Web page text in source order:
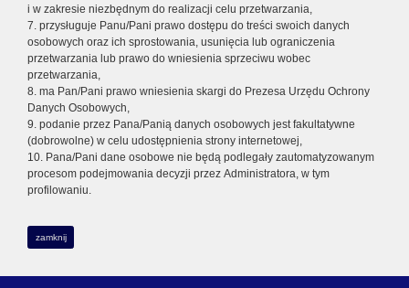
i w zakresie niezbędnym do realizacji celu przetwarzania,
7. przysługuje Panu/Pani prawo dostępu do treści swoich danych
osobowych oraz ich sprostowania, usunięcia lub ograniczenia
przetwarzania lub prawo do wniesienia sprzeciwu wobec
przetwarzania,
8. ma Pan/Pani prawo wniesienia skargi do Prezesa Urzędu Ochrony
Danych Osobowych,
9. podanie przez Pana/Panią danych osobowych jest fakultatywne
(dobrowolne) w celu udostępnienia strony internetowej,
10. Pana/Pani dane osobowe nie będą podlegały zautomatyzowanym
procesom podejmowania decyzji przez Administratora, w tym
profilowaniu.
zamknij